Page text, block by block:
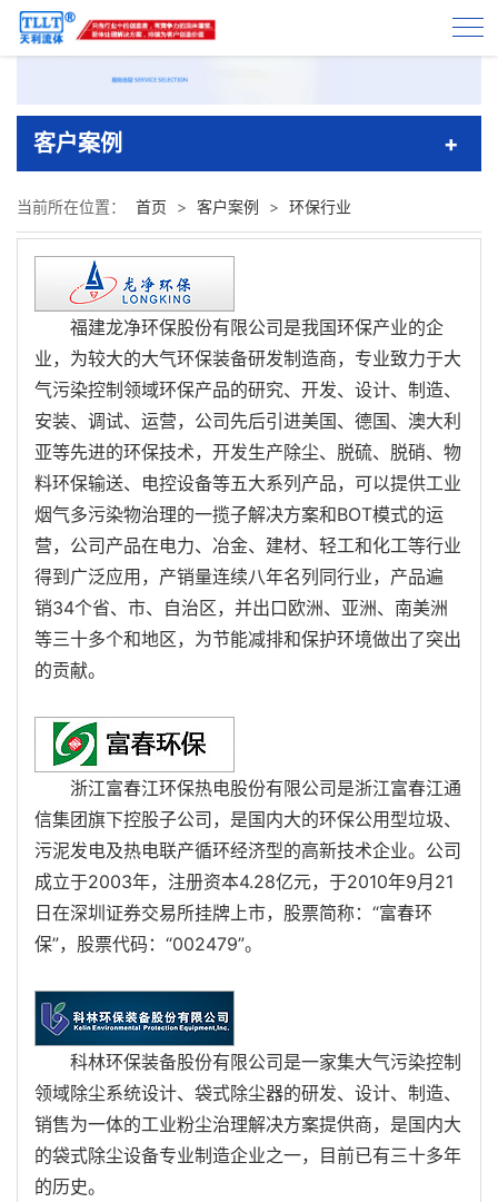
客户案例
当前所在位置： 首页 > 客户案例 > 环保行业
福建龙净环保股份有限公司是我国环保产业的企
业，为较大的大气环保装备研发制造商，专业致力于大
气污染控制领域环保产品的研究、开发、设计、制造、
安装、调试、运营，公司先后引进美国、德国、澳大利
亚等先进的环保技术，开发生产除尘、脱硫、脱硝、物
料环保输送、电控设备等五大系列产品，可以提供工业
烟气多污染物治理的一揽子解决方案和BOT模式的运
营，公司产品在电力、冶金、建材、轻工和化工等行业
得到广泛应用，产销量连续八年名列同行业，产品遍
销34个省、市、自治区，并出口欧洲、亚洲、南美洲
等三十多个和地区，为节能减排和保护环境做出了突出
的贡献。
浙江富春江环保热电股份有限公司是浙江富春江通
信集团旗下控股子公司，是国内大的环保公用型垃圾、
污泥发电及热电联产循环经济型的高新技术企业。公司
成立于2003年，注册资本4.28亿元，于2010年9月21
日在深圳证券交易所挂牌上市，股票简称：“富春环
保”，股票代码：“002479”。
科林环保装备股份有限公司是一家集大气污染控制
领域除尘系统设计、袋式除尘器的研发、设计、制造、
销售为一体的工业粉尘治理解决方案提供商，是国内大
的袋式除尘设备专业制造企业之一，目前已有三十多年
的历史。